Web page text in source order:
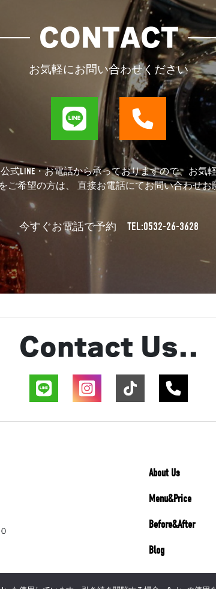
CONTACT
お気軽にお問い合わせください
式LINE・お電話から承っておりますので、お気
ご希望の方は、 直接お電話にてお問い合わせお
今すぐお電話で予約 TEL:0532-26-3628
Contact Us..
About Us
Menu&Price
Before&After
Blog